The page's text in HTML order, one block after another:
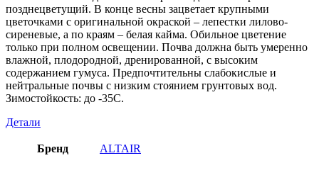
позднецветущий. В конце весны зацветает крупными
цветочками с оригинальной окраской – лепестки лилово-
сиреневые, а по краям – белая кайма. Обильное цветение
только при полном освещении. Почва должна быть умеренно
влажной, плодородной, дренированной, с высоким
содержанием гумуса. Предпочтительны слабокислые и
нейтральные почвы с низким стоянием грунтовых вод.
Зимостойкость: до -35С.
Детали
Бренд ALTAIR